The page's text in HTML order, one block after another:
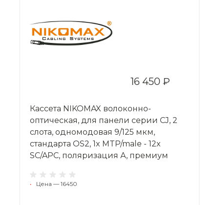
16 450 ₽
Кассета NIKOMAX волоконно-
оптическая, для панели серии CJ, 2
слота, одномодовая 9/125 мкм,
стандарта OS2, 1x MTP/male - 12x
SC/APC, поляризация А, премиум
• Цена — 16450